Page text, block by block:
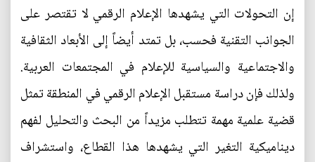
إن التحولات التي يشهدها الإعلام الرقمي لا تقتصر على
الجوانب التقنية فحسب، بل تمتد أيضاً إلى الأبعاد الثقافية
والاجتماعية والسياسية للإعلام في المجتمعات العربية.
ولذلك فإن دراسة مستقبل الإعلام الرقمي في المنطقة تمثل
قضية علمية مهمة تتطلب مزيداً من البحث والتحليل لفهم
ديناميكية التغير التي يشهدها هذا القطاع، واستشراف